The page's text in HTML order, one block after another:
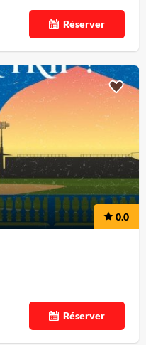
Réserver
0.0
Réserver